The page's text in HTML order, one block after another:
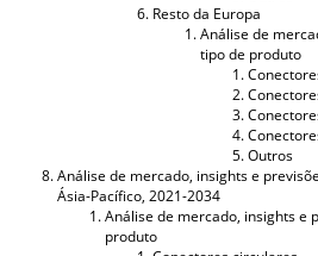
Resto da Europa
Análise de
tipo de produto
Outros
Análise de mercado, insights e
Ásia-Pacífico, 2021-2034
Análise de mercado, insights e
produto